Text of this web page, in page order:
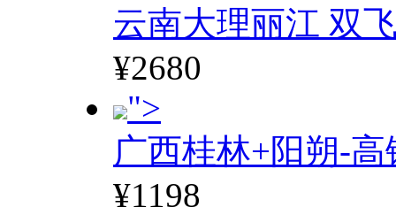
云南大理丽江 双
¥2680
">
广西桂林+阳朔-高
¥1198